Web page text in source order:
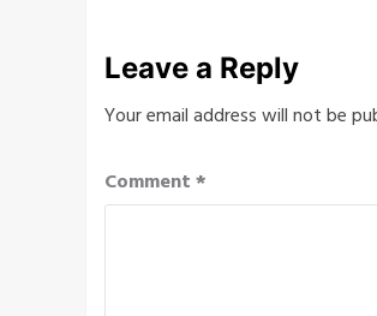
Leave a Reply
Your email address will not be
Comment*